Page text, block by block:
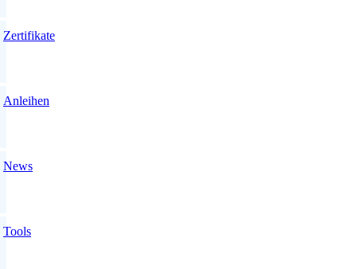
Zertifikate
Anleihen
News
Tools